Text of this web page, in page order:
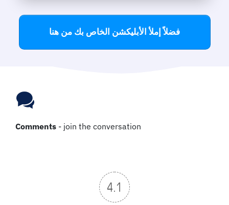
فضلاً إملأ الأبليكشن الخاص بك من هنا
Comments - join the conversation
4.1